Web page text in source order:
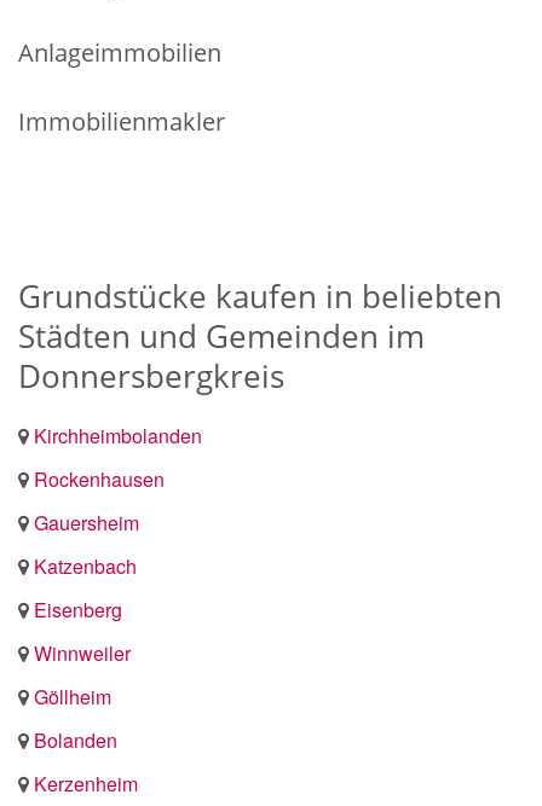
Anlageimmobilien
Immobilienmakler
Grundstücke kaufen in beliebten
Städten und Gemeinden im
Donnersbergkreis
Kirchheimbolanden
Rockenhausen
Gauersheim
Katzenbach
Eisenberg
Winnweiler
Göllheim
Bolanden
Kerzenheim